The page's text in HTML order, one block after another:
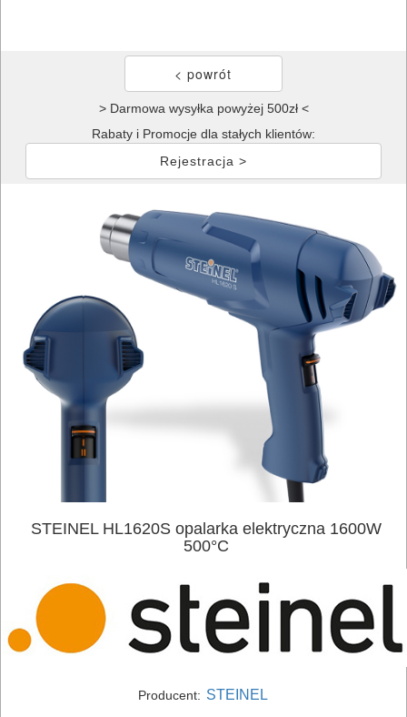
ELEKTRONARZĘDZIA
SIECIOWE
bruzdownice
frezarki
klucze
> Darmowa wysyłka powyżej 500zł <
Rabaty i Promocje dla stałych klientów:
Rejestracja >
STEINEL HL1620S opalarka elektryczna 1600W
500°C
Producent: STEINEL